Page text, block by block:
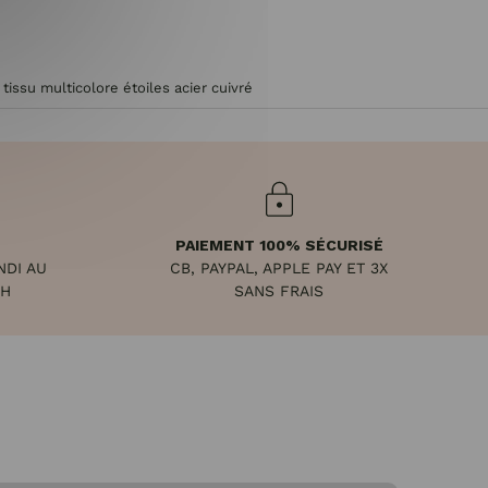
multicolore étoiles acier cuivré
AU
PAIEMENT 100% SÉCURISÉ
CB, PAYPAL, APPLE PAY ET 3X
SANS FRAIS